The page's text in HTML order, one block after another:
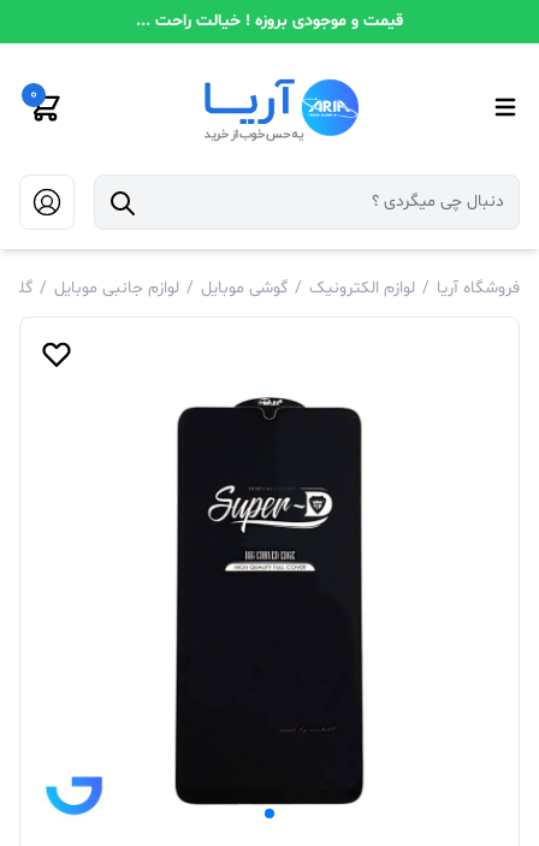
قیمت و موجودی بروزه ! خیالت راحت ...
0
فروشگاه آریا / لوازم الکترونیک / گوشی موبایل / لوازم جانبی موبایل / گلس